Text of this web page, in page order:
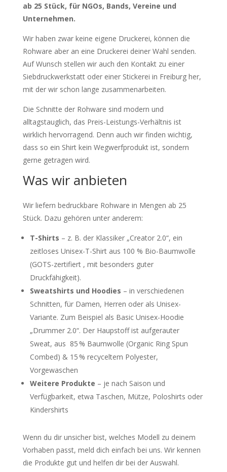
ab 25 Stück, für NGOs, Bands, Vereine und
Unternehmen.
Wir haben zwar keine eigene Druckerei, können die
Rohware aber an eine Druckerei deiner Wahl senden.
Auf Wunsch stellen wir auch den Kontakt zu einer
Siebdruckwerkstatt oder einer Stickerei in Freiburg her,
mit der wir schon lange zusammenarbeiten.
Die Schnitte der Rohware sind modern und
alltagstauglich, das Preis-Leistungs-Verhältnis ist
wirklich hervorragend. Denn auch wir finden wichtig,
dass so ein Shirt kein Wegwerfprodukt ist, sondern
gerne getragen wird.
Was wir anbieten
Wir liefern bedruckbare Rohware in Mengen ab 25
Stück. Dazu gehören unter anderem:
T-Shirts – z. B. der Klassiker „Creator 2.0“, ein
zeitloses Unisex-T-Shirt aus 100 % Bio-Baumwolle
(GOTS-zertifiert , mit besonders guter
Druckfähigkeit).
Sweatshirts und Hoodies – in verschiedenen
Schnitten, für Damen, Herren oder als Unisex-
Variante. Zum Beispiel als Basic Unisex-Hoodie
„Drummer 2.0“. Der Haupstoff ist aufgerauter
Sweat, aus 85 % Baumwolle (Organic Ring Spun
Combed) & 15 % recyceltem Polyester,
Vorgewaschen
Weitere Produkte – je nach Saison und
Verfügbarkeit, etwa Taschen, Mütze, Poloshirts oder
Kindershirts
Wenn du dir unsicher bist, welches Modell zu deinem
Vorhaben passt, meld dich einfach bei uns. Wir kennen
die Produkte gut und helfen dir bei der Auswahl.